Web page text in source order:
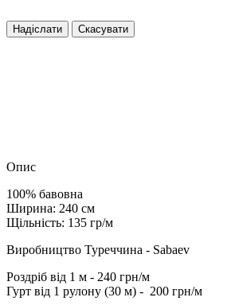
Надіслати Скасувати
Опис
100% бавовна
Ширина: 240 см
Щільність: 135 гр/м
Виробництво Туреччина - Sabaev
Роздріб від 1 м - 240 грн/м
Гурт від 1 рулону (30 м) - 200 грн/м